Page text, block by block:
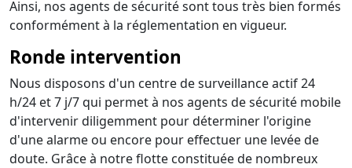
Ainsi, nos agents de sécurité sont tous très bien formés
conformément à la réglementation en vigueur.
Ronde intervention
Nous disposons d'un centre de surveillance actif 24
h/24 et 7 j/7 qui permet à nos agents de sécurité mobile
d'intervenir diligemment pour déterminer l'origine
d'une alarme ou encore pour effectuer une levée de
doute. Grâce à notre flotte constituée de nombreux